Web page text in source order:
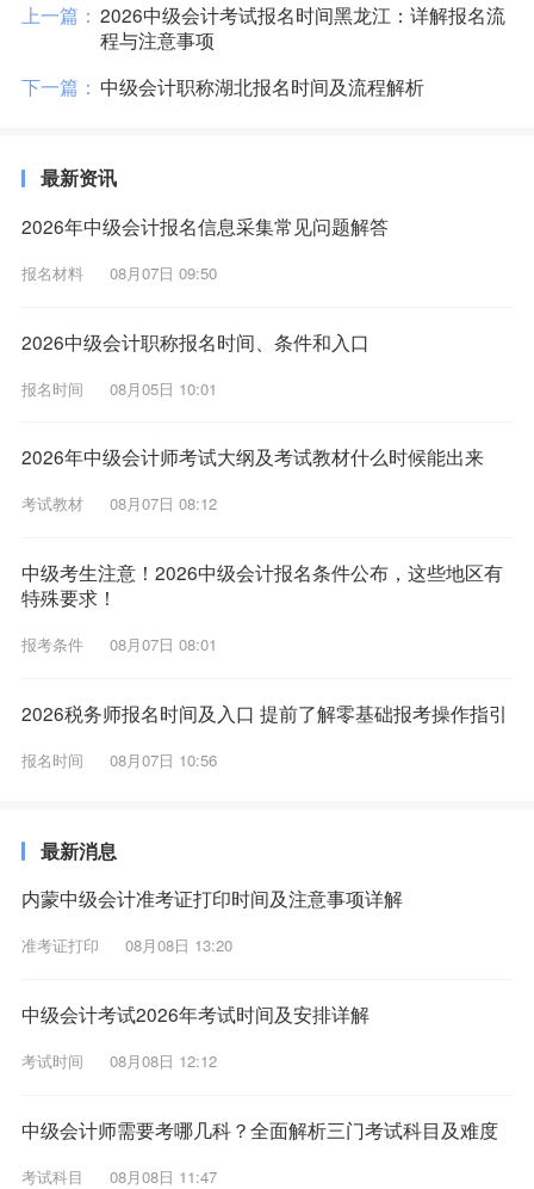
上一篇： 2026中级会计考试报名时间黑龙江：详解报名流
程与注意事项
下一篇： 中级会计职称湖北报名时间及流程解析
最新资讯
2026年中级会计报名信息采集常见问题解答
报名材料 08月07日 09:50
2026中级会计职称报名时间、条件和入口
报名时间 08月05日 10:01
2026年中级会计师考试大纲及考试教材什么时候能出来
考试教材 08月07日 08:12
中级考生注意！2026中级会计报名条件公布，这些地区有
特殊要求！
报考条件 08月07日 08:01
2026税务师报名时间及入口 提前了解零基础报考操作指引
报名时间 08月07日 10:56
最新消息
内蒙中级会计准考证打印时间及注意事项详解
准考证打印 08月08日 13:20
中级会计考试2026年考试时间及安排详解
考试时间 08月08日 12:12
中级会计师需要考哪几科？全面解析三门考试科目及难度
考试科目 08月08日 11:47